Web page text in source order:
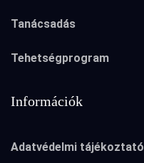
Tanácsadás
Tehetségprogram
Információk
Adatvédelmi tájékoztató